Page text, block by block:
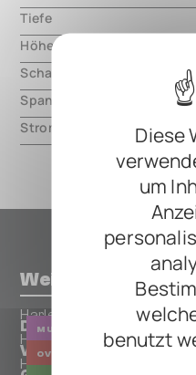
Diese
um
benutzt
Tiefe
Höhe
Schaltungsart
Spannung
Strom
Weitere Pedals
MULTI
Harley Benton
DNAfx GiT Core
OVERDRIVE
Harley Benton
Vintage Overdrive
Harley Benton